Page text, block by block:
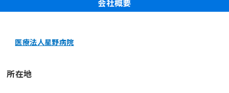
会社概要
医療法人星野病院
所在地